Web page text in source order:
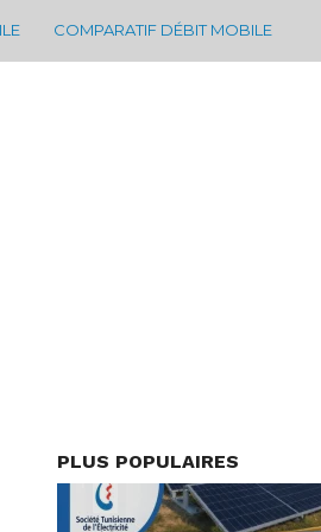
COMPARATIF DÉBIT MOBILE
PLUS POPULAIRES